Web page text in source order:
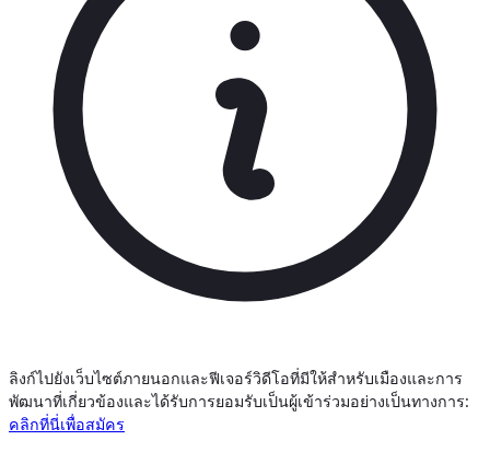
ลิงก์ไปยังเว็บไซต์ภายนอกและฟีเจอร์วิดีโอที่มีให้สำหรับเมืองและการ
พัฒนาที่เกี่ยวข้องและได้รับการยอมรับเป็นผู้เข้าร่วมอย่างเป็นทางการ:
คลิกที่นี่เพื่อสมัคร